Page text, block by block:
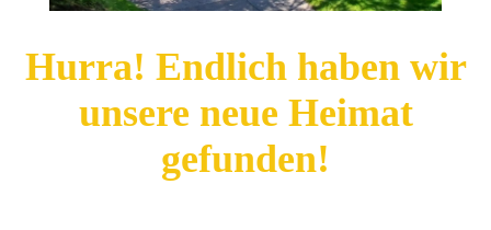
Hurra! Endlich haben wir
unsere neue Heimat
gefunden!